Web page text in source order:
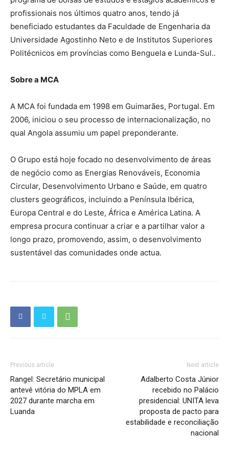
profissionais nos últimos quatro anos, tendo já
beneficiado estudantes da Faculdade de Engenharia da
Universidade Agostinho Neto e de Institutos Superiores
Politécnicos em províncias como Benguela e Lunda-Sul..
Sobre a MCA
A MCA foi fundada em 1998 em Guimarães, Portugal. Em
2006, iniciou o seu processo de internacionalização, no
qual Angola assumiu um papel preponderante.
O Grupo está hoje focado no desenvolvimento de áreas
de negócio como as Energias Renováveis, Economia
Circular, Desenvolvimento Urbano e Saúde, em quatro
clusters geográficos, incluindo a Península Ibérica,
Europa Central e do Leste, África e América Latina. A
empresa procura continuar a criar e a partilhar valor a
longo prazo, promovendo, assim, o desenvolvimento
sustentável das comunidades onde actua.
Previous article
Rangel: Secretário municipal
antevê vitória do MPLA em
2027 durante marcha em
Luanda
Next article
Adalberto Costa Júnior
recebido no Palácio
presidencial: UNITA leva
proposta de pacto para
estabilidade e reconciliação
nacional